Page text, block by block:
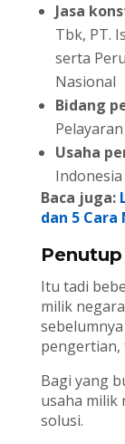
Jasa
Tbk, PT.
serta
Nasional
Bidang
Usaha
Indonesia
Baca juga:
dan 5
Penutup
Itu tadi
milik
pengertian,
Bagi yang
usaha milik
solusi.